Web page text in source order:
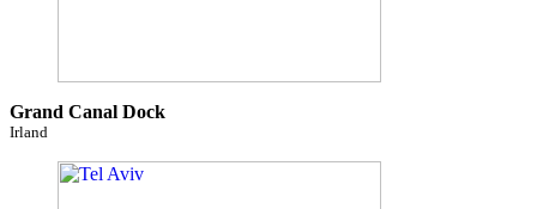
Grand Canal Dock
Irland